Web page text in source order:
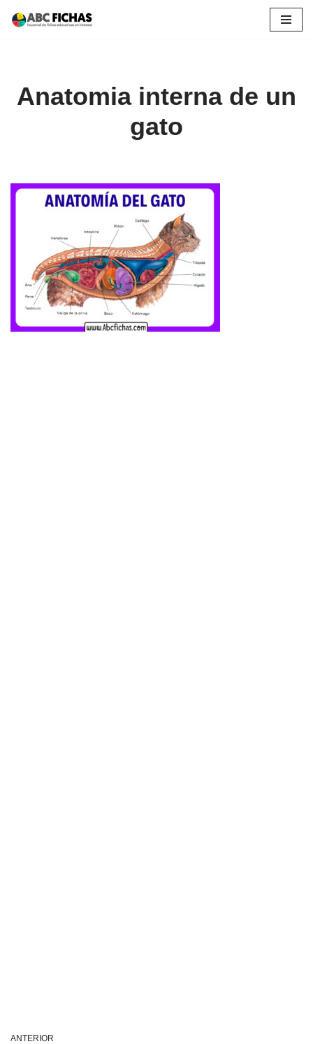
Anatomia interna de un
gato
ANTERIOR